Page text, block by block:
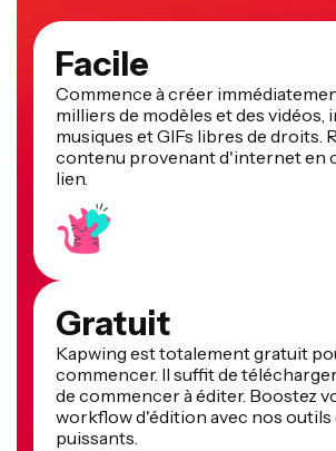
Facile
Commence à créer
milliers de modèles et des vidéos,
musiques et GIFs libres de droits.
contenu provenant d'internet en
lien.
Gratuit
Kapwing est totalement gratuit
commencer. Il suffit de
de commencer à éditer. Boostez
workflow d'édition avec nos outils
puissants.